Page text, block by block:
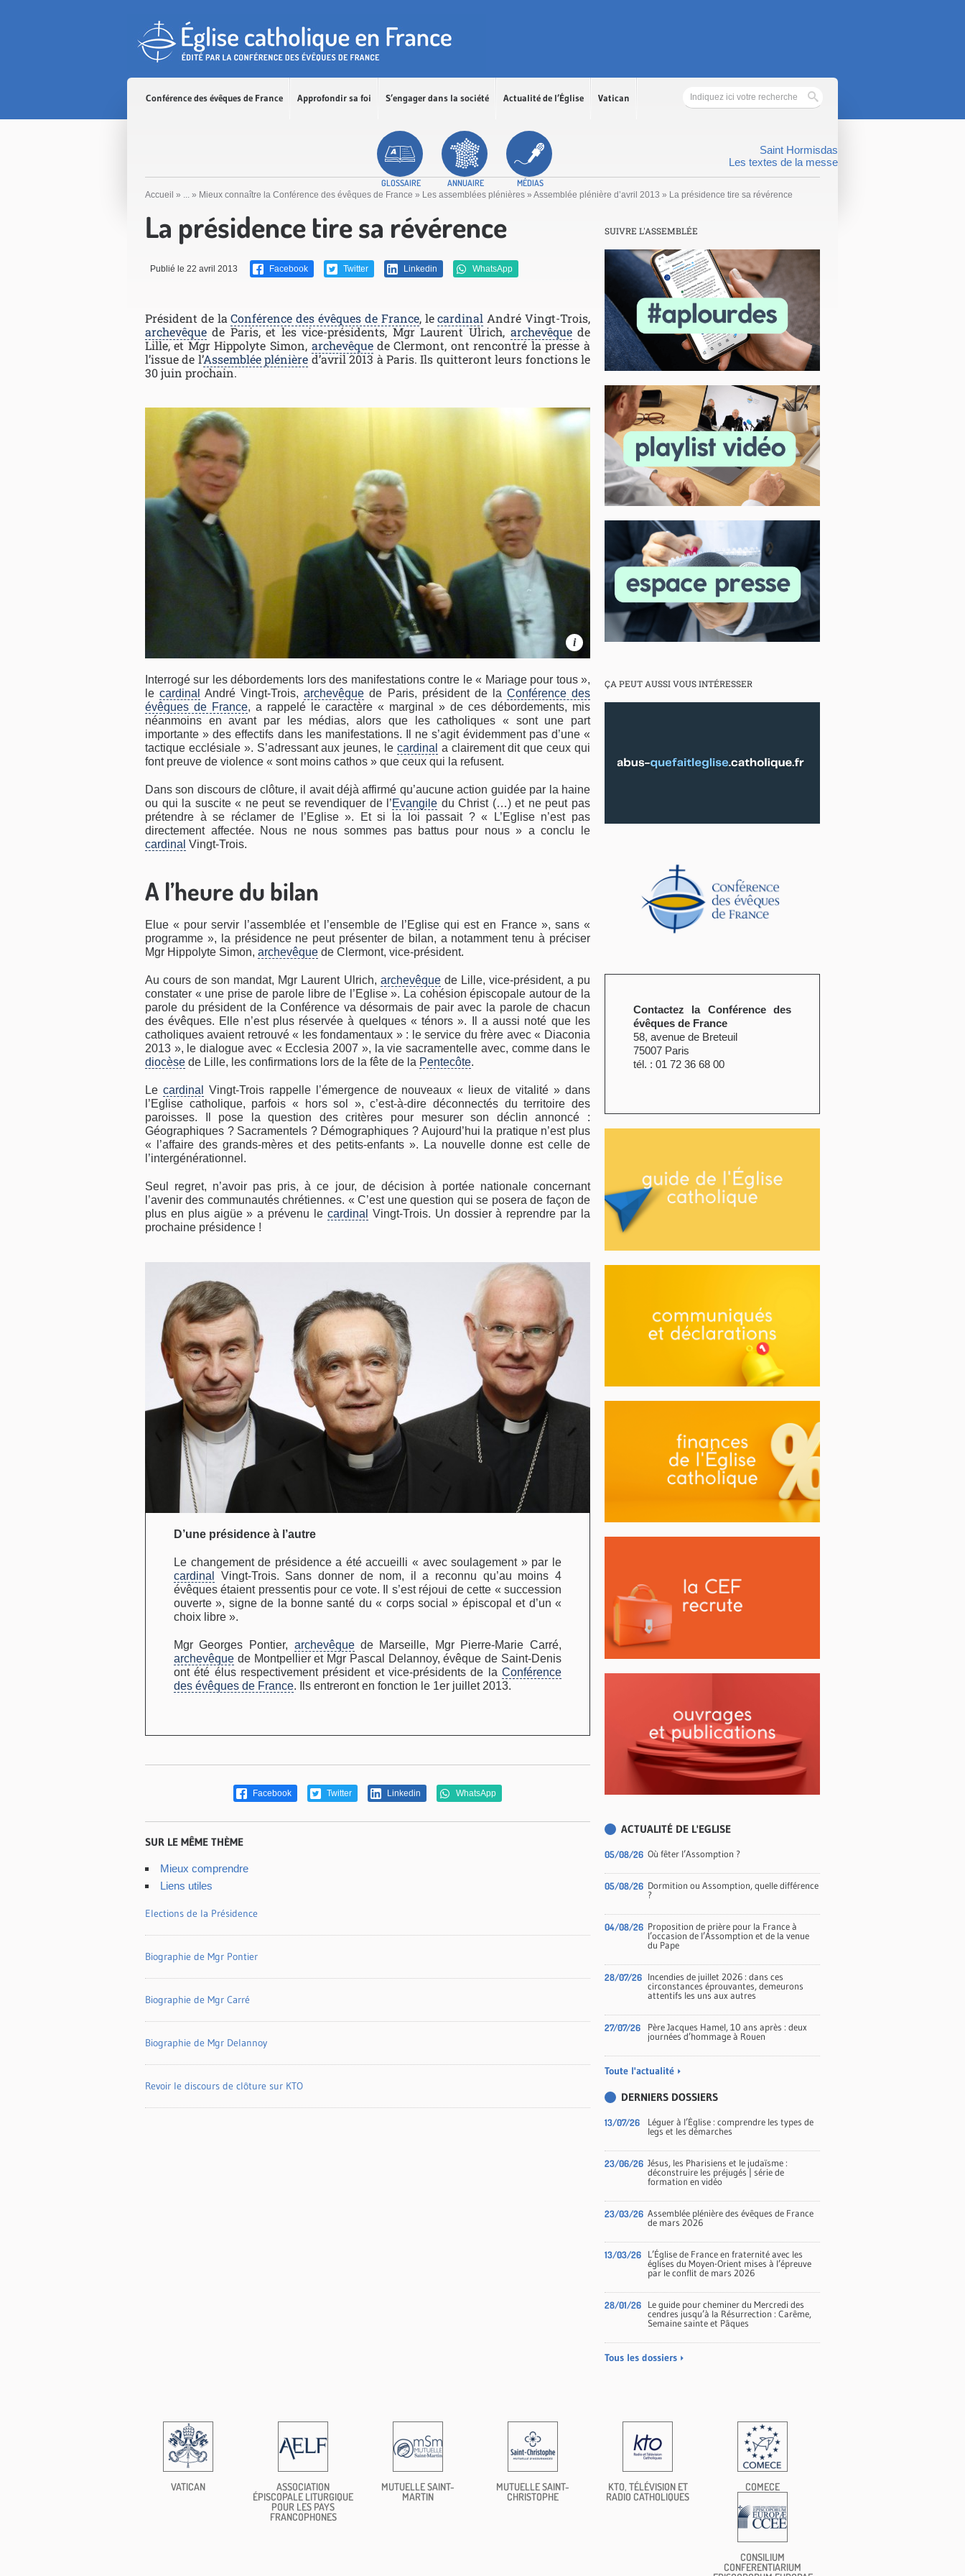
Conférence des évêques de France Approfondir sa foi S’engager dans la société Actualité de l’Église Vatican
GLOSSAIRE ANNUAIRE MÉDIAS
Saint Hormisdas
Les textes de la messe
Accueil » ... » Mieux connaître la Conférence des évêques de France » Les assemblées plénières » Assemblée plénière d’avril 2013 » La présidence tire sa révérence
La présidence tire sa révérence
Publié le 22 avril 2013 Facebook Twitter Linkedin WhatsApp
Président de laConférence des évêques de France, lecardinal André Vingt-Trois,
archevêque de Paris, et les vice-présidents, Mgr Laurent Ulrich, archevêquede
Lille, et Mgr Hippolyte Simon, archevêquede Clermont, ont rencontré la presse à
l’issue de l’Assemblée plénière d’avril 2013 à Paris. Ils quitteront leurs fonctions le
30 juin prochain.
i
Interrogé sur les débordements lors des manifestations contre le « Mariage pour tous »,
lecardinal André Vingt-Trois,archevêque de Paris, président de la Conférence des
évêques de France, a rappelé le caractère « marginal » de ces débordements, mis
néanmoins en avant par les médias, alors que les catholiques « sont une part
importante » des effectifs dans les manifestations. Il ne s’agit évidemment pas d’une «
tactique ecclésiale ». S’adressant aux jeunes, le cardinal a clairement dit que ceux qui
font preuve de violence « sont moins cathos » que ceux qui la refusent.
Dans son discours de clôture, il avait déjà affirmé qu’aucune action guidée par la haine
ou qui la suscite « ne peut se revendiquer de l’Evangile du Christ (…) et ne peut pas
prétendre à se réclamer de l’Eglise ». Et si la loi passait ? « L’Eglise n’est pas
directement affectée. Nous ne nous sommes pas battus pour nous » a conclu le
cardinal Vingt-Trois.
A l’heure du bilan
Elue « pour servir l’assemblée et l’ensemble de l’Eglise qui est en France », sans «
programme », la présidence ne peut présenter de bilan, a notamment tenu à préciser
Mgr Hippolyte Simon, archevêque de Clermont, vice-président.
Au cours de son mandat, Mgr Laurent Ulrich, archevêquede Lille, vice-président, a pu
constater « une prise de parole libre de l’Eglise ». La cohésion épiscopale autour de la
parole du président de la Conférence va désormais de pair avec la parole de chacun
des évêques. Elle n’est plus réservée à quelques « ténors ». Il a aussi noté que les
catholiques avaient retrouvé « les fondamentaux » : le service du frère avec « Diaconia
2013 », le dialogue avec « Ecclesia 2007 », la vie sacramentelle avec, comme dans le
diocèse de Lille, les confirmations lors de la fête de la Pentecôte.
Le cardinal
Vingt-Trois rappelle l’émergence de nouveaux « lieux de vitalité » dans
l’Eglise catholique, parfois « hors sol », c’est-à-dire déconnectés du territoire des
paroisses. Il pose la question des critères pour mesurer son déclin annoncé :
Géographiques ? Sacramentels ? Démographiques ? Aujourd’hui la pratique n’est plus
« l’affaire des grands-mères et des petits-enfants ». La nouvelle donne est celle de
l’intergénérationnel.
Seul regret, n’avoir pas pris, à ce jour, de décision à portée nationale concernant
l’avenir des communautés chrétiennes. « C’est une question qui se posera de façon de
plus en plus aigüe » a prévenu le cardinal
Vingt-Trois. Un dossier à reprendre par la
prochaine présidence !
D’une présidence à l’autre
Le changement de présidence a été accueilli « avec soulagement » par le
cardinal
Vingt-Trois. Sans donner de nom, il a reconnu qu’au moins 4
évêques étaient pressentis pour ce vote. Il s’est réjoui de cette « succession
ouverte », signe de la bonne santé du « corps social » épiscopal et d’un «
choix libre ».
Mgr Georges Pontier, archevêquede Marseille, Mgr Pierre-Marie Carré,
archevêque de Montpellier et Mgr Pascal Delannoy, évêque de Saint-Denis
ont été élus respectivement président et vice-présidents de la Conférence
des évêques de France. Ils entreront en fonction le 1er juillet 2013.
Facebook Twitter Linkedin WhatsApp
SUR LE MÊME THÈME
Mieux comprendre
Liens utiles
Elections de la Présidence
Biographie de Mgr Pontier
Biographie de Mgr Carré
Biographie de Mgr Delannoy
Revoir le discours de clôture sur KTO
SUIVRE L'ASSEMBLÉE
ÇA PEUT AUSSI VOUS INTÉRESSER
Contactez la Conférence des
évêques de France
58, avenue de Breteuil
75007 Paris
tél. : 01 72 36 68 00
ACTUALITÉ DE L'EGLISE
05/08/26 Où fêter l’Assomption ?
05/08/26 Dormition ou Assomption, quelle différence
?
04/08/26 Proposition de prière pour la France à
l’occasion de l’Assomption et de la venue
du Pape
28/07/26 Incendies de juillet 2026 : dans ces
circonstances éprouvantes, demeurons
attentifs les uns aux autres
27/07/26
Père Jacques Hamel, 10 ans après : deux
journées d’hommage à Rouen
Toute l'actualité
DERNIERS DOSSIERS
13/07/26
Léguer à l’Église : comprendre les types de
legs et les démarches
23/06/26 Jésus, les Pharisiens et le judaïsme :
déconstruire les préjugés | série de
formation en vidéo
23/03/26 Assemblée plénière des évêques de France
de mars 2026
13/03/26
L’Église de France en fraternité avec les
églises du Moyen-Orient mises à l’épreuve
par le conflit de mars 2026
28/01/26
Le guide pour cheminer du Mercredi des
cendres jusqu’à la Résurrection : Carême,
Semaine sainte et Pâques
Tous les dossiers
VATICAN
ASSOCIATION
ÉPISCOPALE LITURGIQUE
POUR LES PAYS
FRANCOPHONES
MUTUELLE SAINT-
MARTIN
MUTUELLE SAINT-
CHRISTOPHE
KTO, TÉLÉVISION ET
RADIO CATHOLIQUES
COMECE
CONSILIUM
CONFERENTIARIUM